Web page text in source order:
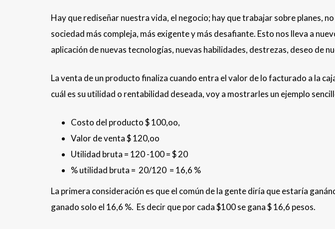
Hay que rediseñar nuestra vida, el negocio; hay que trabajar sobre planes,
sociedad más compleja, más exigente y más desafiante. Esto nos lleva a
aplicación de nuevas tecnologías, nuevas habilidades, destrezas, deseo de
La venta de un producto finaliza cuando entra el valor de lo facturado a la
cuál es su utilidad o rentabilidad deseada, voy a mostrarles un ejemplo
Costo del producto $ 100,oo,
Valor de venta $ 120,oo
Utilidad bruta = 120 -100 = $ 20
% utilidad bruta = 20/120 = 16,6 %
La primera consideración es que el común de la gente diría que estaría
ganado solo el 16,6 %. Es decir que por cada $100 se gana $ 16,6 pesos.